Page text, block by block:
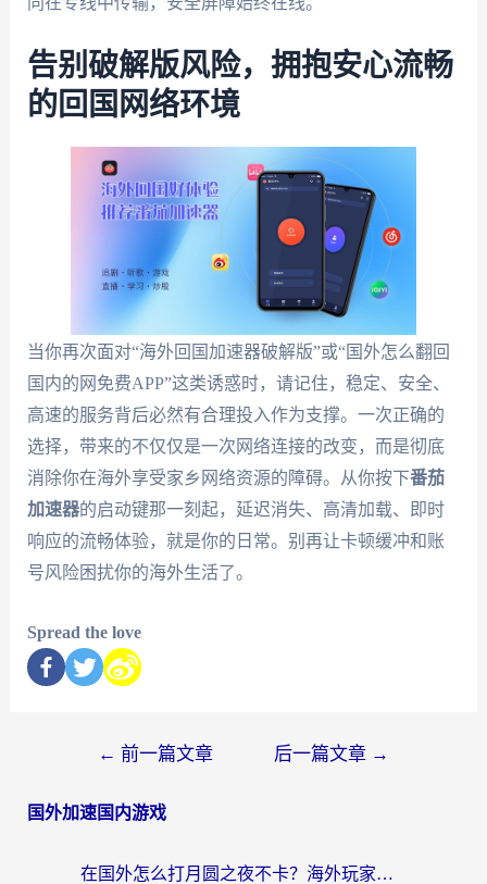
告别破解版风险，拥抱安心流畅
的回国网络环境
当你再次面对“海外回国加速器破解版”或“国外怎么翻回
国内的网免费APP”这类诱惑时，请记住，稳定、安全、
高速的服务背后必然有合理投入作为支撑。一次正确的
选择，带来的不仅仅是一次网络连接的改变，而是彻底
消除你在海外享受家乡网络资源的障碍。从你按下番茄
加速器的启动键那一刻起，延迟消失、高清加载、即时
响应的流畅体验，就是你的日常。别再让卡顿缓冲和账
号风险困扰你的海外生活了。
Spread the love
← 前一篇文章 后一篇文章 →
国外加速国内游戏
在国外怎么打月圆之夜不卡？海外玩家国服游戏加速终极指南（附巴西英国游戏适配方案）